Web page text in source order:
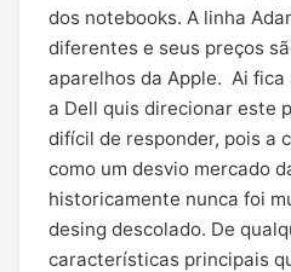
dos notebooks. A linha
diferentes e seus preços
aparelhos da Apple. Ai
a Dell quis direcionar este
difícil de responder, pois a
como um desvio mercado
historicamente nunca foi
desing descolado. De
características principais